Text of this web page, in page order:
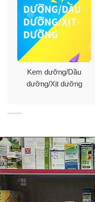
Bộ sản phẩm Pion-
1. Sữa rửa mặt PI.Gene
2. Tinh chất nước hoa
100ml
4. Tinh chất Volumtox
5. Kem dưỡng ốc sên
Kem dưỡng/Dầu
dưỡng/Xịt dưỡng